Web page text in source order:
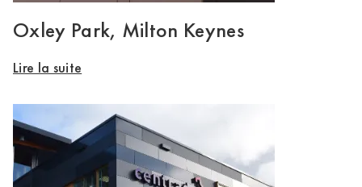
Oxley Park, Milton Keynes
Lire la suite